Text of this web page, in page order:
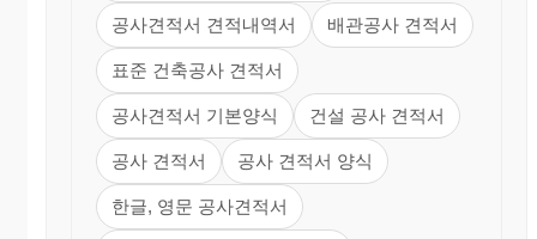
공사견적서 견적내역서 배관공사 견적서
표준 건축공사 견적서
공사견적서 기본양식 건설 공사 견적서
공사 견적서 공사 견적서 양식
한글, 영문 공사견적서